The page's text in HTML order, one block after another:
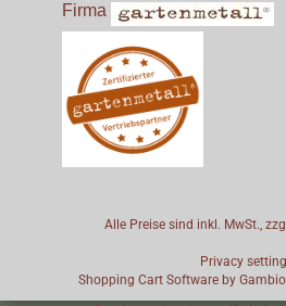
Firma
Alle Preise sind inkl. MwSt.,
Privacy
Shopping Cart Software by